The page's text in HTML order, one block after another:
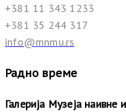
+381 11 343 1233
+381 35 244 317
info@mnmu.rs
Радно време
Галерија Музеја наивне